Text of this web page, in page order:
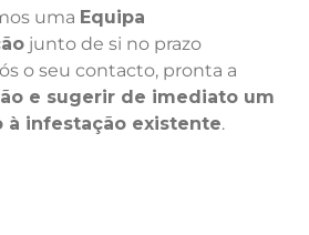
uma Equipa
junto de si no prazo
o seu contacto, pronta a
e sugerir de imediato um
à infestação existente.